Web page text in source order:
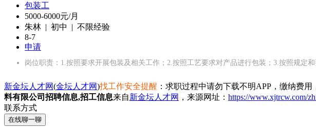
包装工
5000-6000元/月
朱林 | 初中 | 不限经验
8-7
申请
岗位职责：1.按照要求开展包装及相关工作；2.按照工艺要求对产品进行包装；3.按照规定
新金坛人才网(金坛人才网)找工作安全提醒 ：求职过程中请勿下载不明APP，缴纳费
料有限公司招聘信息,招工信息来自新金坛人才网 ，来源网址： https://www.xjtrcw.com/
联系方式
在线聊一聊